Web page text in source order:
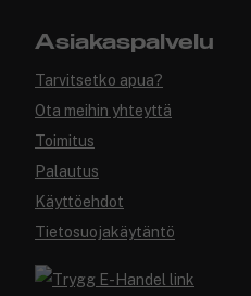
Asiakaspalvelu
Tarvitsetko apua?
Ota meihin yhteyttä
Toimitus
Palautus
Käyttöehdot
Tietosuojakäytäntö